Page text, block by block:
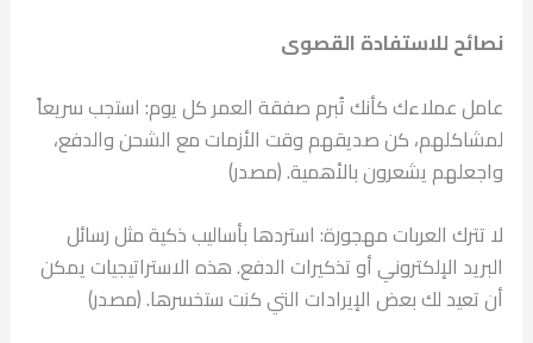
نصائح للاستفادة القصوى
عامل عملاءك كأنك تُبرم صفقة العمر كل يوم: استجب سريعاً
لمشاكلهم، كن صديقهم وقت الأزمات مع الشحن والدفع،
واجعلهم يشعرون بالأهمية. (مصدر)
لا تترك العربات مهجورة: استردها بأساليب ذكية مثل رسائل
البريد الإلكتروني أو تذكيرات الدفع. هذه الاستراتيجيات يمكن
أن تعيد لك بعض الإيرادات التي كنت ستخسرها. (مصدر)